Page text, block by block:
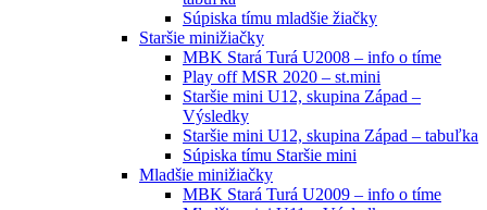
Súpiska tímu mladšie žiačky
Staršie minižiačky
MBK Stará Turá U2008 – info o tíme
Play off MSR 2020 – st.mini
Staršie mini U12, skupina Západ –
Výsledky
Staršie mini U12, skupina Západ – tabuľka
Súpiska tímu Staršie mini
Mladšie minižiačky
MBK Stará Turá U2009 – info o tíme